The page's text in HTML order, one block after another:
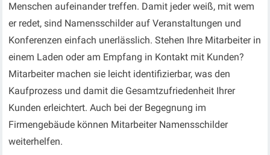
Menschen aufeinander treffen. Damit jeder weiß, mit wem
er redet, sind Namensschilder auf Veranstaltungen und
Konferenzen einfach unerlässlich. Stehen Ihre Mitarbeiter in
einem Laden oder am Empfang in Kontakt mit Kunden?
Mitarbeiter machen sie leicht identifizierbar, was den
Kaufprozess und damit die Gesamtzufriedenheit Ihrer
Kunden erleichtert. Auch bei der Begegnung im
Firmengebäude können Mitarbeiter Namensschilder
weiterhelfen.